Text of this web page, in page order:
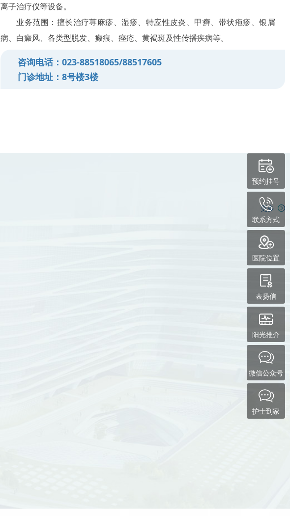
预约挂号
联系方式
医院位置
表扬信
阳光推介
微信公众号
护士到家
离子治疗仪等设备。
业务范围：擅长治疗荨麻疹、湿疹、特应性皮炎、甲癣、带状疱疹、银屑
病、白癜风、各类型脱发、瘢痕、痤疮、黄褐斑及性传播疾病等。
咨询电话：023-88518065/88517605
门诊地址：8号楼3楼
更多